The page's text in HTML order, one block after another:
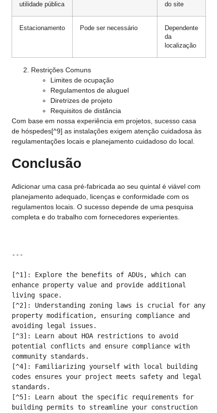
utilidade pública
do site
Estacionamento Pode ser necessário
Dependente
da
localização
Restrições Comuns
Limites de ocupação
Regulamentos de aluguel
Diretrizes de projeto
Requisitos de distância
Com base em nossa experiência em projetos, sucesso casa
de hóspedes[^9] as instalações exigem atenção cuidadosa às
regulamentações locais e planejamento cuidadoso do local.
Conclusão
Adicionar uma casa pré-fabricada ao seu quintal é viável com
planejamento adequado, licenças e conformidade com os
regulamentos locais. O sucesso depende de uma pesquisa
completa e do trabalho com fornecedores experientes.
---
[^1]: Explore the benefits of ADUs, which can
enhance property value and provide additional
living space.
[^2]: Understanding zoning laws is crucial for any
property modification, ensuring compliance and
avoiding legal issues.
[^3]: Learn about HOA restrictions to avoid
potential conflicts and ensure compliance with
community standards.
[^4]: Familiarizing yourself with local building
codes ensures your project meets safety and legal
standards.
[^5]: Learn about the specific requirements for
building permits to streamline your construction